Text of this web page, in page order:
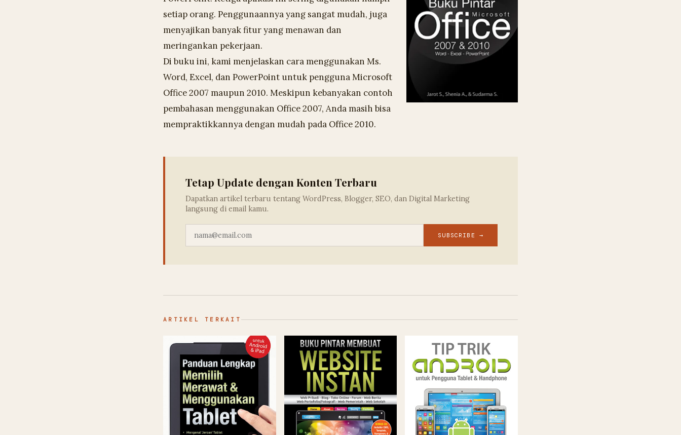
setiap orang. Penggunaannya yang sangat mudah, juga
menyajikan banyak fitur yang menawan dan
meringankan pekerjaan.
Di buku ini, kami menjelaskan cara menggunakan Ms.
Word, Excel, dan PowerPoint untuk pengguna Microsoft
Office 2007 maupun 2010. Meskipun kebanyakan contoh
pembahasan menggunakan Office 2007, Anda masih bisa
mempraktikkannya dengan mudah pada Office 2010.
Tetap Update dengan Konten Terbaru
Dapatkan artikel terbaru tentang WordPress, Blogger, SEO, dan Digital Marketing
langsung di email kamu.
SUBSCRIBE →
ARTIKEL TERKAIT